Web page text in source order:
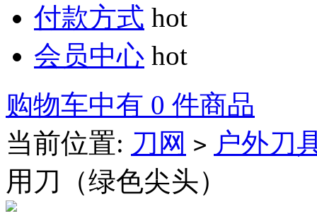
付款方式 hot
会员中心 hot
购物车中有 0 件商品
当前位置: 刀网 > 户外刀
用刀（绿色尖头）